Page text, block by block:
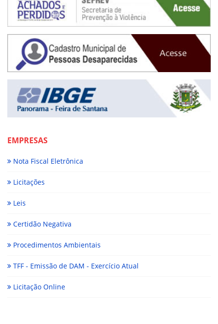
EMPRESAS
Nota Fiscal Eletrônica
Licitações
Leis
Certidão Negativa
Procedimentos Ambientais
TFF - Emissão de DAM - Exercício Atual
Licitação Online